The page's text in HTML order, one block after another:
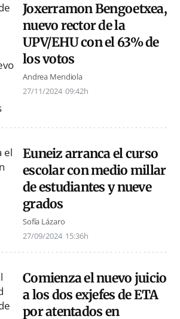
Joxerramon Bengoetxea,
nuevo rector de la
UPV/EHU con el 63% de
los votos
Andrea Mendiola
27/11/2024 09:42h
Euneiz arranca el curso
escolar con medio millar
de estudiantes y nueve
grados
Sofía Lázaro
27/09/2024 15:36h
Comienza el nuevo juicio
a los dos exjefes de ETA
por atentados en